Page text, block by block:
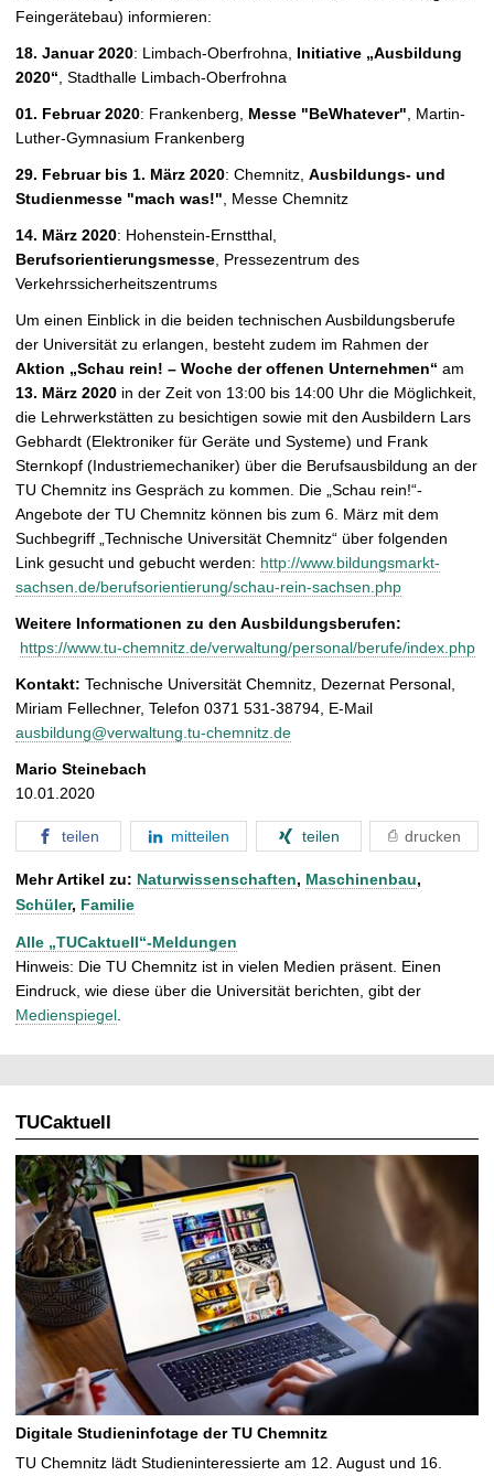
n
Feingerätebau) informieren:
18. Januar 2020: Limbach-Oberfrohna, Initiative „Ausbildung
2020“, Stadthalle Limbach-Oberfrohna
01. Februar 2020: Frankenberg, Messe "BeWhatever", Martin-
Luther-Gymnasium Frankenberg
29. Februar bis 1. März 2020: Chemnitz, Ausbildungs- und
Studienmesse "mach was!", Messe Chemnitz
14. März 2020: Hohenstein-Ernstthal,
Berufsorientierungsmesse, Pressezentrum des
Verkehrssicherheitszentrums
Um einen Einblick in die beiden technischen Ausbildungsberufe
der Universität zu erlangen, besteht zudem im Rahmen der
Aktion „Schau rein! – Woche der offenen Unternehmen“ am
13. März 2020 in der Zeit von 13:00 bis 14:00 Uhr die Möglichkeit,
die Lehrwerkstätten zu besichtigen sowie mit den Ausbildern Lars
Gebhardt (Elektroniker für Geräte und Systeme) und Frank
Sternkopf (Industriemechaniker) über die Berufsausbildung an der
TU Chemnitz ins Gespräch zu kommen. Die „Schau rein!“-
Angebote der TU Chemnitz können bis zum 6. März mit dem
Suchbegriff „Technische Universität Chemnitz“ über folgenden
Link gesucht und gebucht werden: http://www.bildungsmarkt-
sachsen.de/berufsorientierung/schau-rein-sachsen.php
Weitere Informationen zu den Ausbildungsberufen:
https://www.tu-chemnitz.de/verwaltung/personal/berufe/index.php
Kontakt: Technische Universität Chemnitz, Dezernat Personal,
Miriam Fellechner, Telefon 0371 531-38794, E-Mail
ausbildung@verwaltung.tu-chemnitz.de
Mario Steinebach
10.01.2020
teilen mitteilen teilen drucken
Mehr Artikel zu: Naturwissenschaften, Maschinenbau,
Schüler, Familie
Alle „TUCaktuell“-Meldungen
Hinweis: Die TU Chemnitz ist in vielen Medien präsent. Einen
Eindruck, wie diese über die Universität berichten, gibt der
Medienspiegel
TUCaktuell
Digitale Studieninfotage der TU Chemnitz
TU Chemnitz lädt Studieninteressierte am 12. August und 16.